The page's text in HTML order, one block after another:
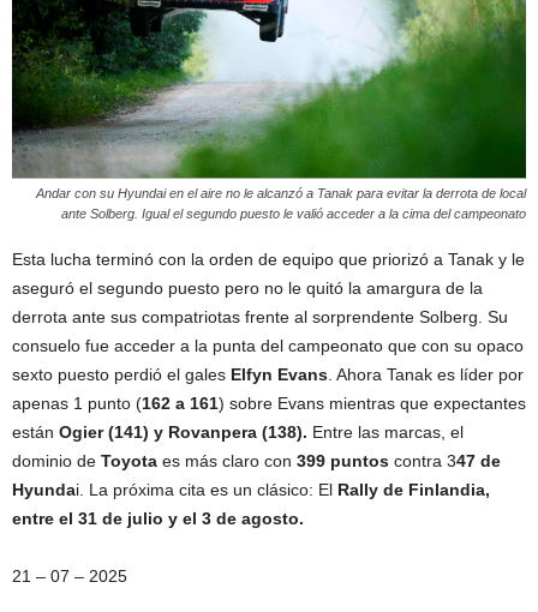
Andar con su Hyundai en el aire no le alcanzó a Tanak para evitar la derrota de local
ante Solberg. Igual el segundo puesto le valió acceder a la cima del campeonato
Esta lucha terminó con la orden de equipo que priorizó a Tanak y le
aseguró el segundo puesto pero no le quitó la amargura de la
derrota ante sus compatriotas frente al sorprendente Solberg. Su
consuelo fue acceder a la punta del campeonato que con su opaco
sexto puesto perdió el gales Elfyn Evans . Ahora Tanak es líder por
apenas 1 punto (162 a 161) sobre Evans mientras que expectantes
están Ogier (141) y Rovanpera (138). Entre las marcas, el
dominio de Toyota es más claro con 399 puntos contra 347 de
Hyundai. La próxima cita es un clásico: El Rally de Finlandia,
entre el 31 de julio y el 3 de agosto.
21 – 07 – 2025